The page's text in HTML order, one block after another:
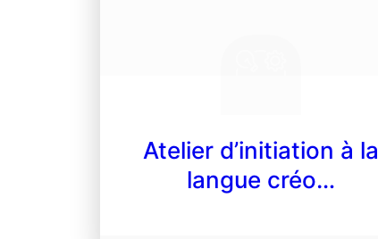
Atelier d’initiation à la
langue créo…